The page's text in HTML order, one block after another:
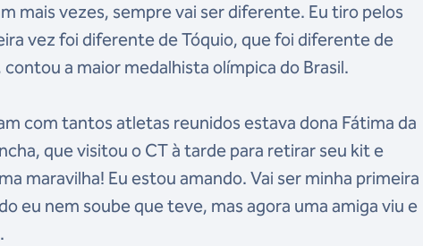
mais vezes, sempre vai ser diferente. Eu tiro pelos
vez foi diferente de Tóquio, que foi diferente de
a maior medalhista olímpica do Brasil.
com tantos atletas reunidos estava dona Fátima da
que visitou o CT à tarde para retirar seu kit e
maravilha! Eu estou amando. Vai ser minha primeira
eu nem soube que teve, mas agora uma amiga viu e